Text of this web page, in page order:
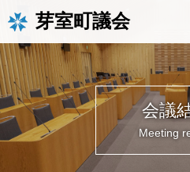
芽室町議会
会議
Meeting